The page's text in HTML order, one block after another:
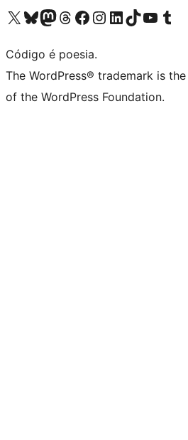
Acessar nossa conta do X (antigo Twitter)
Acessar nossa conta do Bluesky
Acessar nossa conta do Mastodon
Acessar nossa conta do Threads
Acessar nossa página do Facebook
Acessar nossa conta do Instagram
Acessar nossa conta do LinkedIn
Acessar nossa conta do TikTok
Acessar nosso canal do
Acessar nossa
Código é poesia.
The WordPress® trademark is
of the WordPress Foundation.